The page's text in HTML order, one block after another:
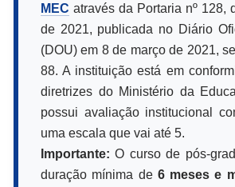
MEC através da Portaria nº 128,
de 2021, publicada no Diário
(DOU) em 8 de março de 2021,
88. A instituição está em
diretrizes do Ministério da
possui avaliação institucional
uma escala que vai até 5.
Importante: O curso de pós-
duração mínima de 6 meses e